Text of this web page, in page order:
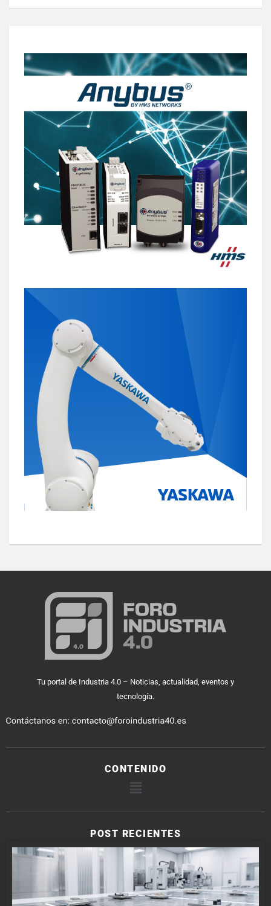
Tu portal de Industria 4.0 – Noticias, actualidad, eventos y
tecnología.
CONTENIDO
POST RECIENTES